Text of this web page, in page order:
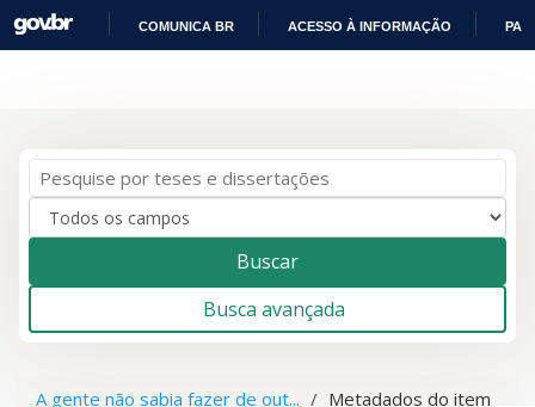
COMUNICA BR ACESSO À INFORMAÇÃO
Buscar
Busca avançada
A gente não sabia fazer de out... Metadados do item